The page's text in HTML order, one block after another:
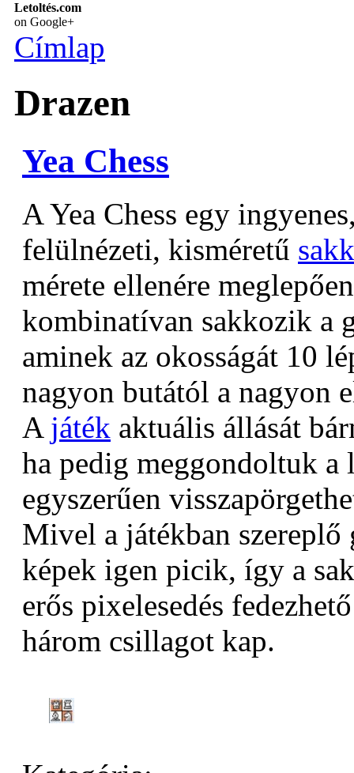
Letoltés.com
on Google+
Címlap
Drazen
Yea Chess
A Yea Chess egy
felülnézeti, kisméretű sakk
mérete ellenére
kombinatívan sakkozik a
aminek az okosságát 10
nagyon butától a nagyon
A játék aktuális állását
ha pedig meggondoltuk a
egyszerűen
Mivel a játékban
képek igen picik, így a
erős pixelesedés
három csillagot kap.